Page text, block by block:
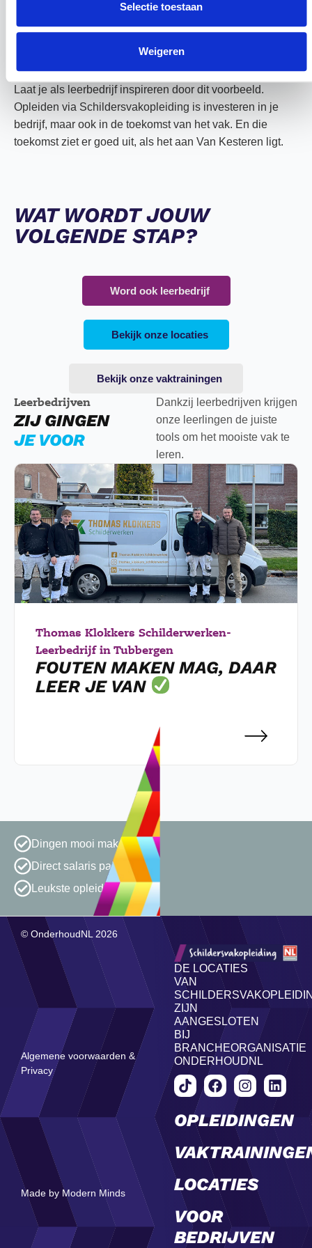
Selectie toestaan
Weigeren
wie zij zijn.” Een waardevolle les die de kern van goed
om wat je kunt, maar ook om wie je bent – en wie je kunt
Laat je als leerbedrijf inspireren door dit voorbeeld.
Opleiden via Schildersvakopleiding is investeren in je
bedrijf, maar ook in de toekomst van het vak. En die
toekomst ziet er goed uit, als het aan Van Kesteren ligt.
WAT WORDT JOUW
VOLGENDE STAP?
Word ook leerbedrijf
Bekijk onze locaties
Bekijk onze vaktrainingen
Leerbedrijven
ZIJ GINGEN
JE VOOR
Dankzij leerbedrijven krijgen
onze leerlingen de juiste
tools om het mooiste vak te
leren.
Thomas Klokkers Schilderwerken-
Leerbedrijf in Tubbergen
FOUTEN MAKEN MAG, DAAR
LEER JE VAN
Dingen mooi maken
Direct salaris pakken
Leukste opleiding van NL
OPLEIDINGEN
LOCATIES
VOOR
BEDRIJVEN
DE LOCATIES
VAN
ZIJN
AANGESLOTEN
BIJ
BRANCHEORGANISATIE
ONDERHOUDNL
© OnderhoudNL 2026
Algemene voorwaarden &
Privacy
Made by Modern Minds